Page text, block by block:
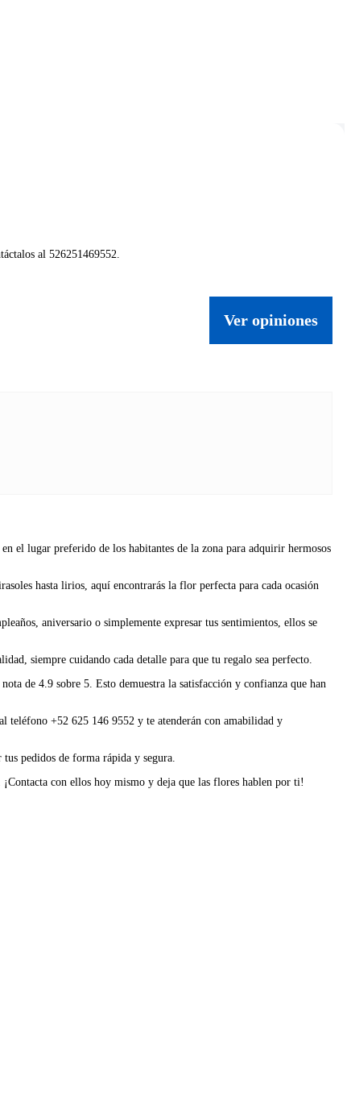
al 526251469552.
Ver opiniones
el lugar preferido de los habitantes de la zona para adquirir hermosos
hasta lirios, aquí encontrarás la flor perfecta para cada ocasión
aniversario o simplemente expresar tus sentimientos, ellos se
siempre cuidando cada detalle para que tu regalo sea perfecto.
de 4.9 sobre 5. Esto demuestra la satisfacción y confianza que han
teléfono +52 625 146 9552 y te atenderán con amabilidad y
pedidos de forma rápida y segura.
con ellos hoy mismo y deja que las flores hablen por ti!